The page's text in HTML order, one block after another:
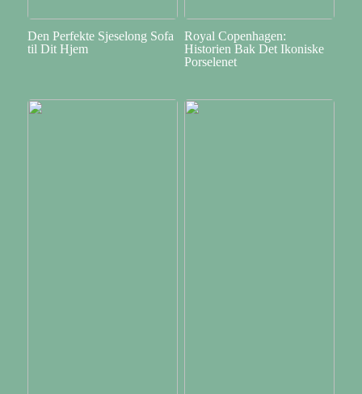
Den Perfekte Sjeselong Sofa
til Dit Hjem
Royal Copenhagen:
Historien Bak Det Ikoniske
Porselenet